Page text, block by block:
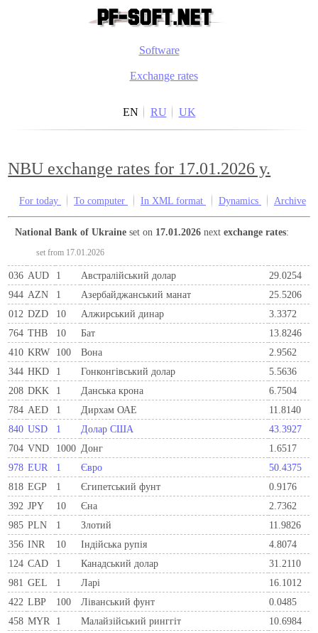
Software
Exchange rates
EN RU UK
NBU exchange rates for 17.01.2026 y.
For today To computer In XML format Dynamics Archive
National Bank of Ukraine set on 17.01.2026 nextexchange rates:
set from 17.01.2026
036 AUD 1 Австралійський долар
29.0254
944 AZN 1 Азербайджанський манат
25.5206
012 DZD 10 Алжирський динар
3.3372
764 THB 10 Бат
13.8246
410 KRW 100 Вона
2.9562
344 HKD 1 Гонконгівський долар
5.5636
208 DKK 1 Данська крона
6.7504
784 AED 1 Дирхам ОАЕ
11.8140
840 USD 1 Долар США
43.3927
704 VND 1000 Донг
1.6517
978 EUR 1 Євро
50.4375
818 EGP 1 Єгипетський фунт
0.9176
392 JPY 10 Єна
2.7362
985 PLN 1 Злотий
11.9826
356 INR 10 Індійська рупія
4.8074
124 CAD 1 Канадський долар
31.2110
981 GEL 1 Ларi
16.1012
422 LBP 100 Ліванський фунт
0.0485
458 MYR 1 Малайзійський ринггіт
10.6984